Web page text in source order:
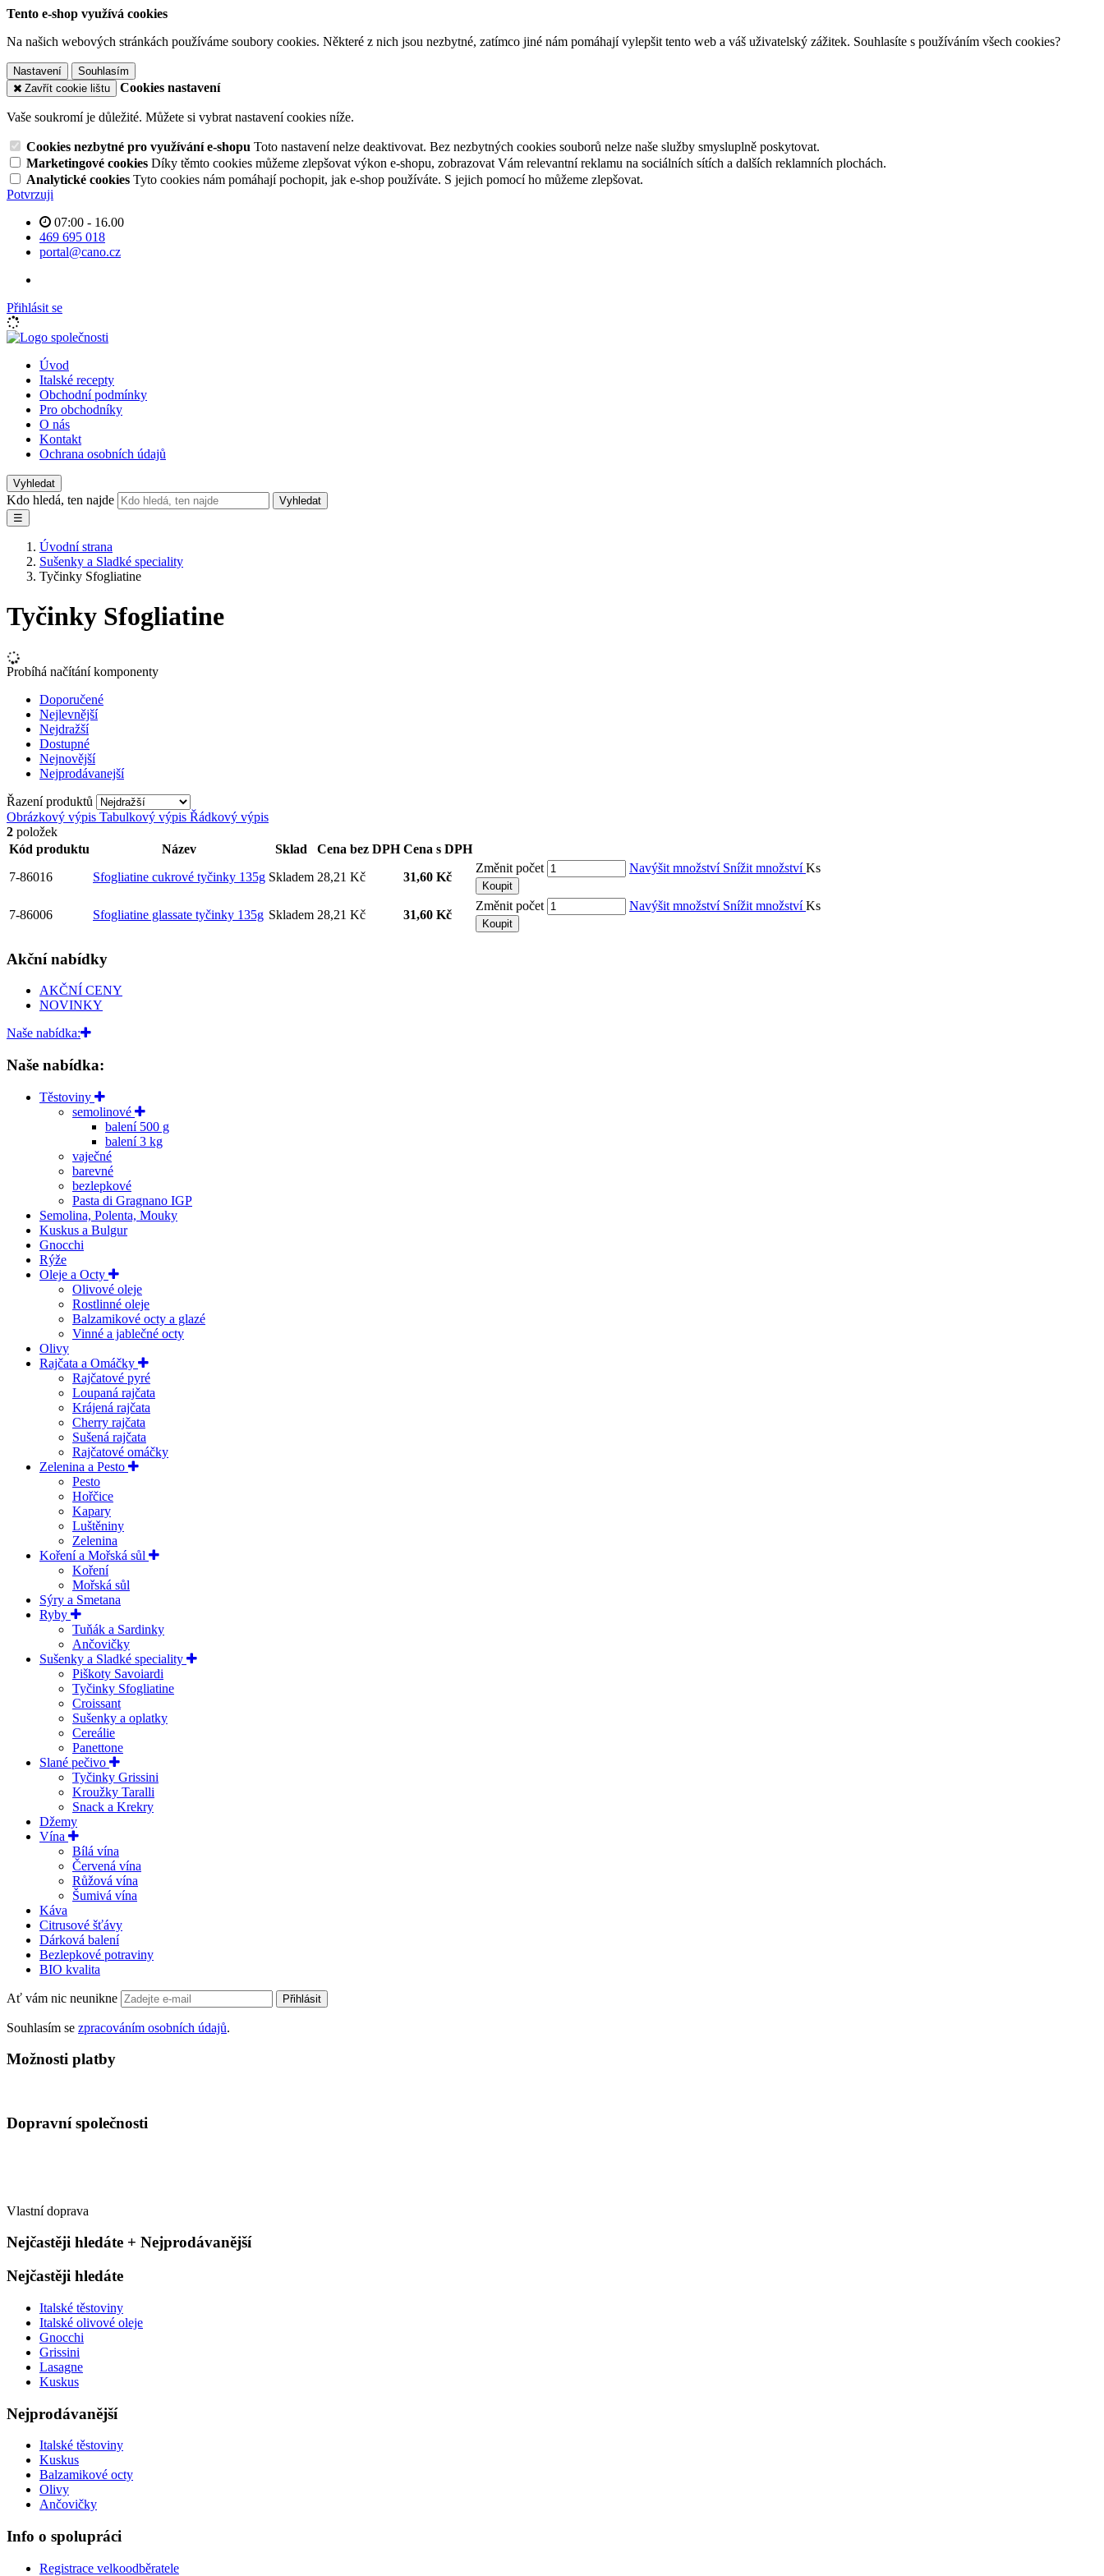
Tento e-shop využívá cookies
Na našich webových stránkách používáme soubory cookies. Některé z nich jsou nezbytné, zatímco jiné nám pomáhají vylepšit tento web a váš uživatelský zážitek. Souhlasíte s používáním všech cookies?
Nastavení
Souhlasím
Zavřít cookie lištu
Cookies nastavení
Vaše soukromí je důležité. Můžete si vybrat nastavení cookies níže.
Cookies nezbytné pro využívání e-shopu Toto nastavení nelze deaktivovat. Bez nezbytných cookies souborů nelze naše služby smysluplně poskytovat.
Marketingové cookies Díky těmto cookies můžeme zlepšovat výkon e-shopu, zobrazovat Vám relevantní reklamu na sociálních sítích a dalších reklamních plochách.
Analytické cookies Tyto cookies nám pomáhají pochopit, jak e-shop používáte. S jejich pomocí ho můžeme zlepšovat.
Potvrzuji
07:00 - 16.00
469 695 018
portal@cano.cz
Přihlásit se
Úvod
Italské recepty
Obchodní podmínky
Pro obchodníky
O nás
Kontakt
Ochrana osobních údajů
Vyhledat
Kdo hledá, ten najde
Vyhledat
☰
Úvodní strana
Sušenky a Sladké speciality
Tyčinky Sfogliatine
Tyčinky Sfogliatine
Probíhá načítání komponenty
Doporučené
Nejlevnější
Nejdražší
Dostupné
Nejnovější
Nejprodávanejší
Řazení produktů
Obrázkový výpis Tabulkový výpis Řádkový výpis
2 položek
Kód produktu
Název Sklad Cena bez DPH Cena s DPH
7-86016
Sfogliatine cukrové tyčinky 135g Skladem 28,21 Kč 31,60 Kč
Změnit počet Navýšit množství Snížit množstvíKs
Koupit
7-86006 Sfogliatine glassate tyčinky 135g Skladem 28,21 Kč 31,60 Kč
Změnit počet Navýšit množství Snížit množstvíKs
Koupit
Akční nabídky
AKČNÍ CENY
NOVINKY
Naše nabídka:
Naše nabídka:
Těstoviny
semolinové
balení 500 g
balení 3 kg
vaječné
barevné
bezlepkové
Pasta di Gragnano IGP
Semolina, Polenta, Mouky
Kuskus a Bulgur
Gnocchi
Rýže
Oleje a Octy
Olivové oleje
Rostlinné oleje
Balzamikové octy a glazé
Vinné a jablečné octy
Olivy
Rajčata a Omáčky
Rajčatové pyré
Loupaná rajčata
Krájená rajčata
Cherry rajčata
Sušená rajčata
Rajčatové omáčky
Zelenina a Pesto
Pesto
Hořčice
Kapary
Luštěniny
Zelenina
Koření a Mořská sůl
Koření
Mořská sůl
Sýry a Smetana
Ryby
Tuňák a Sardinky
Ančovičky
Sušenky a Sladké speciality
Piškoty Savoiardi
Tyčinky Sfogliatine
Croissant
Sušenky a oplatky
Cereálie
Panettone
Slané pečivo
Tyčinky Grissini
Kroužky Taralli
Snack a Krekry
Džemy
Vína
Bílá vína
Červená vína
Růžová vína
Šumivá vína
Káva
Citrusové šťávy
Dárková balení
Bezlepkové potraviny
BIO kvalita
Ať vám nic neunikne Přihlásit
Souhlasím se zpracováním osobních údajů.
Možnosti platby
Dopravní společnosti
Vlastní doprava
Nejčastěji hledáte + Nejprodávanější
Nejčastěji hledáte
Italské těstoviny
Italské olivové oleje
Gnocchi
Grissini
Lasagne
Kuskus
Nejprodávanější
Italské těstoviny
Kuskus
Balzamikové octy
Olivy
Ančovičky
Info o spolupráci
Registrace velkoodběratele